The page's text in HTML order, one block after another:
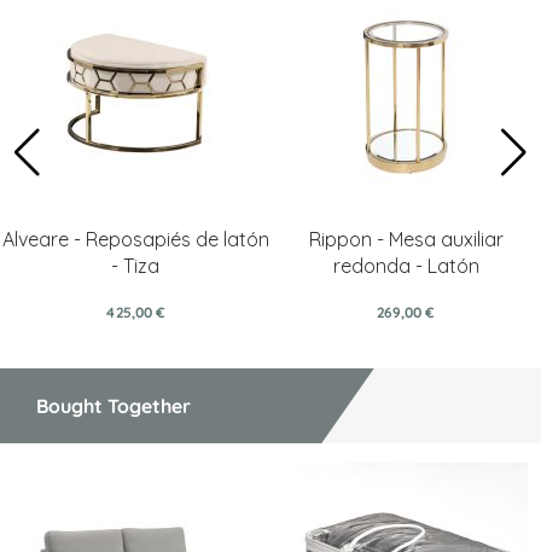
Alveare - Reposapiés de latón
- Tiza
425,00 €
Rippon - Mesa auxiliar
redonda - Latón
269,00 €
Bought Together